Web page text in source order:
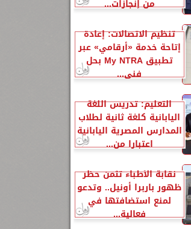
من إنجازات...
تنظيم الاتصالات: إعادة
إتاحة خدمة «أرقامي» عبر
تطبيق My NTRA بحل
فني...
التعليم: تدريس اللغة
اليابانية كلغة ثانية لطلاب
المدارس المصرية اليابانية
اعتبارا من...
نقابة الأطباء تثمن حظر
ظهور باربرا أونيل.. وتدعو
لمنع استضافتها في
فعالية...